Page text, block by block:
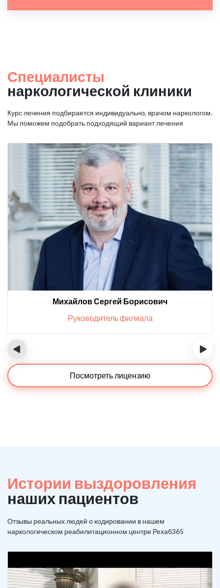
Специалисты
наркологической клиники
Курс лечения подбирается индивидуально, врачом наркологом.
Мы поможем подобрать подходящий вариант лечения
Михайлов Сергей Борисович
Руководитель филиала
‹ ›
Посмотреть лицензию
Истории выздоровления
наших пациентов
Отзывы реальных людей о кодировании в нашем
наркологическом реабилитационном центре Рехаб365